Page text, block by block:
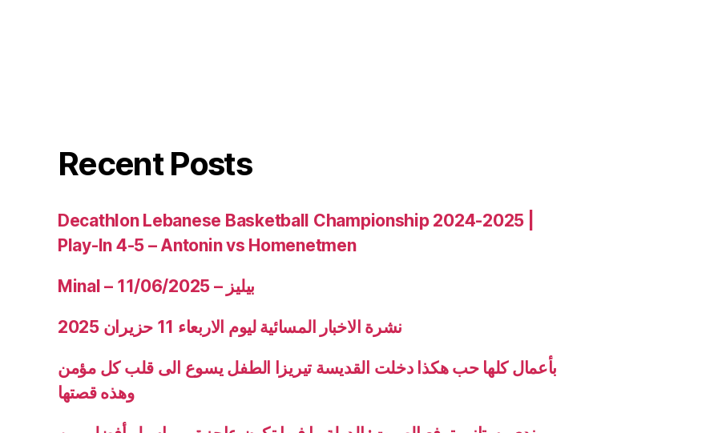
Recent Posts
Decathlon Lebanese Basketball Championship 2024-2025 |
Play-In 4-5 – Antonin vs Homenetmen
Minal – 11/06/2025 – بيليز
نشرة الاخبار المسائية ليوم الاربعاء 11 حزيران 2025
بأعمال كلها حب هكذا دخلت القديسة تيريزا الطفل يسوع الى قلب كل مؤمن
وهذه قصتها